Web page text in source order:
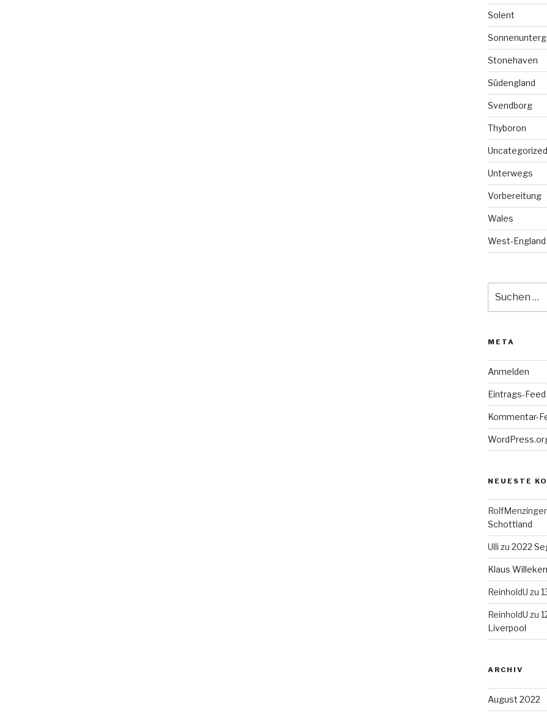
Solent
Stonehaven
Südengland
Svendborg
Thyboron
Uncategorized
Unterwegs
Vorbereitung
Wales
West-England
nach:
META
Anmelden
Eintrags-Feed
Kommentar-
NEUESTE
RolfMenzinger
Schottland
Ulli zu 2022
Klaus
ReinholdU zu
ReinholdU zu
Liverpool
ARCHIV
August 2022